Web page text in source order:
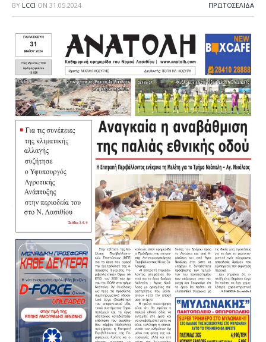
BY LCCI ON 31.05.2024 ΠΡΩΤΟΣΈΛΙΔΑ